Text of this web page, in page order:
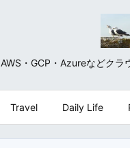
AWS・GCP・Azureなどクラ
Travel Daily Life